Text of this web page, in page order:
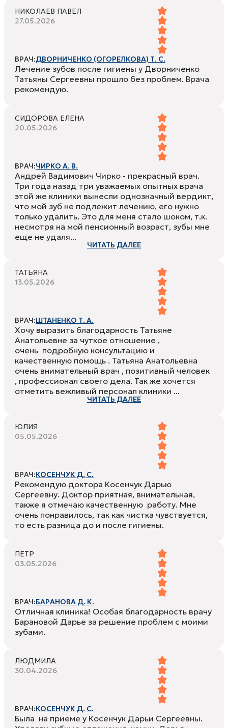
НИКОЛАЕВ ПАВЕЛ
27.05.2026
ВРАЧ:ДВОРНИЧЕНКО (ОГОРЕЛКОВА) Т. С.
Лечение зубов после гигиены у Дворниченко
Татьяны Сергеевны прошло без проблем. Врача
рекомендую.
СИДОРОВА ЕЛЕНА
20.05.2026
ВРАЧ:ЧИРКО А. В.
Андрей Вадимович Чирко - прекрасный врач.
Три года назад три уважаемых опытных врача
этой же клиники вынесли однозначный вердикт,
что мой зуб не подлежит лечению, его нужно
только удалить. Это для меня стало шоком, т.к.
несмотря на мой пенсионный возраст, зубы мне
еще не удаля...
ЧИТАТЬ ДАЛЕЕ
ТАТЬЯНА
13.05.2026
ВРАЧ:ШТАНЕНКО Т. А.
Хочу выразить благодарность Татьяне
Анатольевне за чуткое отношение ,
очень подробную консультацию и
качественную помощь . Татьяна Анатольевна
очень внимательный врач , позитивный человек
, профессионал своего дела. Так же хочется
отметить вежливый персонал клиники ...
ЧИТАТЬ ДАЛЕЕ
ЮЛИЯ
05.05.2026
ВРАЧ:КОСЕНЧУК Д. С.
Рекомендую доктора Косенчук Дарью
Сергеевну. Доктор приятная, внимательная,
также я отмечаю качественную работу. Мне
очень понравилось, так как чистка чувствуется,
то есть разница до и после гигиены.
ПЕТР
03.05.2026
ВРАЧ:БАРАНОВА Д. К.
Отличная клиника! Особая благодарность врачу
Барановой Дарье за решение проблем с моими
зубами.
ЛЮДМИЛА
30.04.2026
ВРАЧ:КОСЕНЧУК Д. С.
Была на приеме у Косенчук Дарьи Сергеевны.